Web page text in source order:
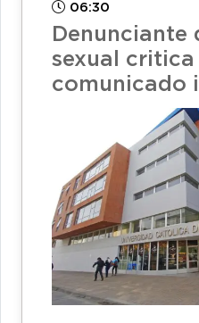
06:30
Denunciante
sexual critica
comunicado